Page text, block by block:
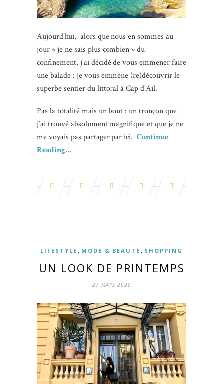
Aujourd’hui, alors que nous en sommes au
jour « je ne sais plus combien » du
confinement, j’ai décidé de vous emmener faire
une balade : je vous emmène (re)découvrir le
superbe sentier du littoral à Cap d’Ail.
Pas la totalité mais un bout : un tronçon que
j’ai trouvé absolument magnifique et que je ne
me voyais pas partager par ici. Continue
Reading…
LIFESTYLE , MODE & BEAUTÉ , SHOPPING
UN LOOK DE PRINTEMPS
27 MARS 2020